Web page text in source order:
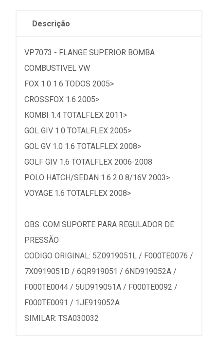
Descrição
VP7073 - FLANGE SUPERIOR BOMBA
COMBUSTIVEL VW
FOX 1.0 1.6 TODOS 2005>
CROSSFOX 1.6 2005>
KOMBI 1.4 TOTALFLEX 2011>
GOL GIV 1.0 TOTALFLEX 2005>
GOL GV 1.0 1.6 TOTALFLEX 2008>
GOLF GIV 1.6 TOTALFLEX 2006-2008
POLO HATCH/SEDAN 1.6 2.0 8/16V 2003>
VOYAGE 1.6 TOTALFLEX 2008>
OBS: COM SUPORTE PARA REGULADOR DE
PRESSÃO
CODIGO ORIGINAL: 5Z0919051L / F000TE0076 /
7X0919051D / 6QR919051 / 6ND919052A /
F000TE0044 / 5UD919051A / F000TE0092 /
F000TE0091 / 1JE919052A
SIMILAR: TSA030032